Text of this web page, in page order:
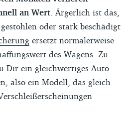
an Wert . Ärgerlich ist das,
oder stark beschädigt
ersetzt normalerweise
des Wagens. Zu
Dir ein gleichwertiges Auto
also ein Modell, das gleich